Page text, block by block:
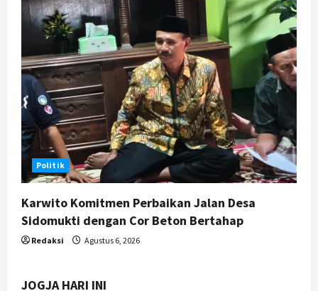
Politik
Karwito Komitmen Perbaikan Jalan Desa
Sidomukti dengan Cor Beton Bertahap
Redaksi Agustus 6, 2026
JOGJA HARI INI